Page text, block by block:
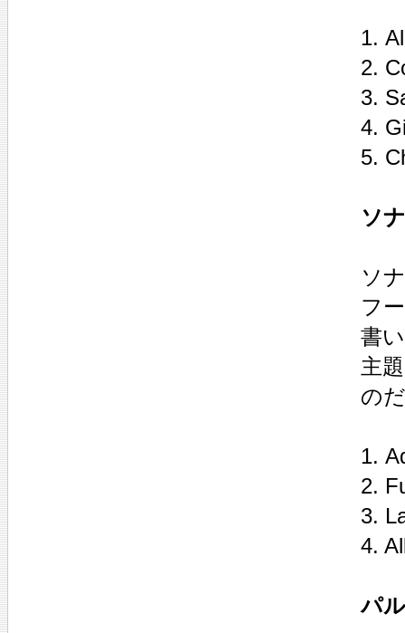
1.
2.
3.
4.
5.
ソ
ソ
フ
書
主
の
1.
2.
3.
4.
パ